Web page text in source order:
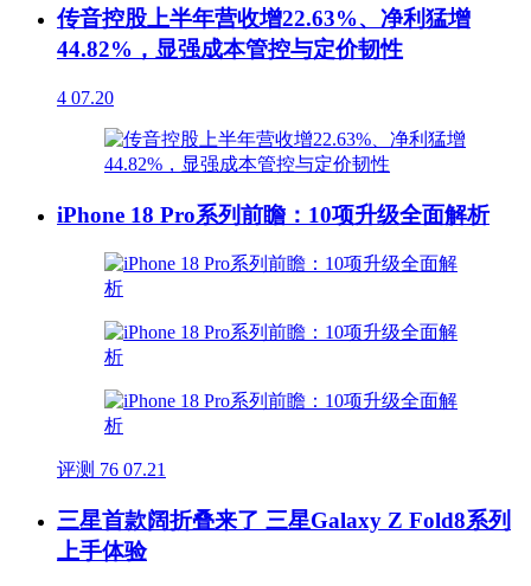
传音控股上半年营收增22.63%、净利猛增
44.82%，显强成本管控与定价韧性
4 07.20
iPhone 18 Pro系列前瞻：10项升级全面解析
评测 76 07.21
三星首款阔折叠来了 三星Galaxy Z Fold8系列
上手体验